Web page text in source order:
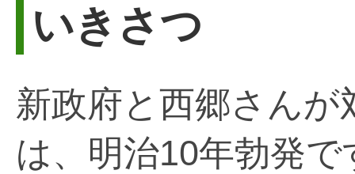
いきさつ
新政府と西郷さん
は、明治10年勃発